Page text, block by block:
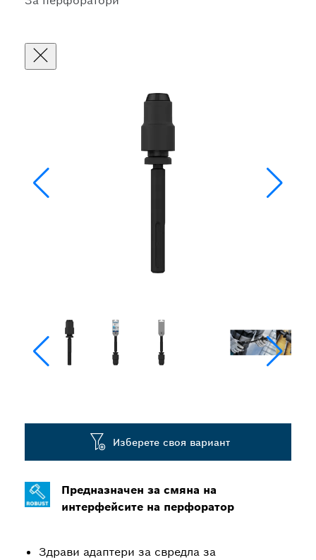
Предназначен за смяна на
интерфейсите на перфоратор
Здрави адаптери за свредла за
Изберете своя вариант